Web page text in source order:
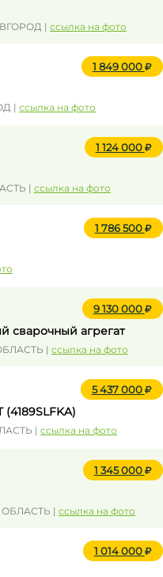
| ссылка на фото
1 849 000
| ссылка на фото
1 124 000
| ссылка на фото
1 786 500
9 130 000
сварочный агрегат
| ссылка на фото
5 437 000
(4189SLFKA)
| ссылка на фото
1 345 000
| ссылка на фото
1 014 000